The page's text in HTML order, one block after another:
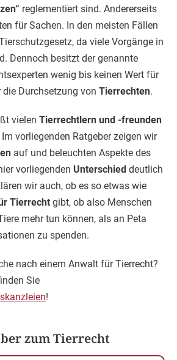
reglementiert sind. Andererseits
für Sachen. In den meisten Fällen
da viele Vorgänge in
Dennoch besitzt der genannte
wenig bis keinen Wert für
Durchsetzung von Tierrechten.
vielen Tierrechtlern und -freunden
vorliegenden Ratgeber zeigen wir
auf und beleuchten Aspekte des
vorliegenden Unterschied deutlich
wir auch, ob es so etwas wie
Tierrecht gibt, ob also Menschen
mehr tun können, als an Peta
zu spenden.
nach einem Anwalt für Tierrecht?
Sie
!
zum Tierrecht